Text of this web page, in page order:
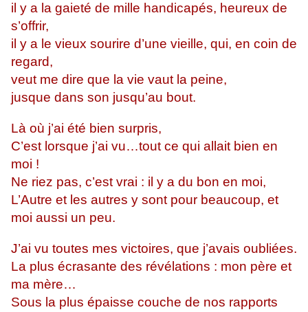
il y a la gaieté de mille handicapés, heureux de
s’offrir,
il y a le vieux sourire d’une vieille, qui, en coin de
regard,
veut me dire que la vie vaut la peine,
jusque dans son jusqu’au bout.
Là où j’ai été bien surpris,
C’est lorsque j’ai vu…tout ce qui allait bien en
moi !
Ne riez pas, c’est vrai : il y a du bon en moi,
L’Autre et les autres y sont pour beaucoup, et
moi aussi un peu.
J’ai vu toutes mes victoires, que j’avais oubliées.
La plus écrasante des révélations : mon père et
ma mère…
Sous la plus épaisse couche de nos rapports